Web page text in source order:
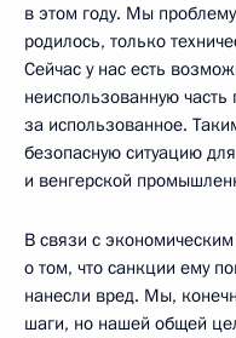
в этом году. Мы
родилось, только
Сейчас у нас есть
неиспользованную часть
за использованное.
безопасную ситуацию
и венгерской
В связи с
о том, что санкции ему
нанесли вред. Мы,
шаги, но нашей общей